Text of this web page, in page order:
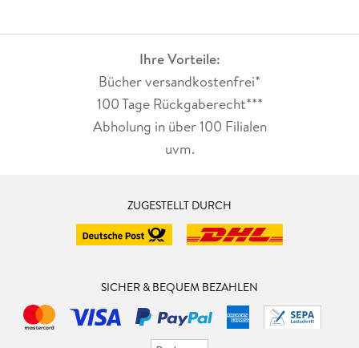
Ihre Vorteile:
Bücher versandkostenfrei*
100 Tage Rückgaberecht***
Abholung in über 100 Filialen
uvm.
ZUGESTELLT DURCH
SICHER & BEQUEM BEZAHLEN